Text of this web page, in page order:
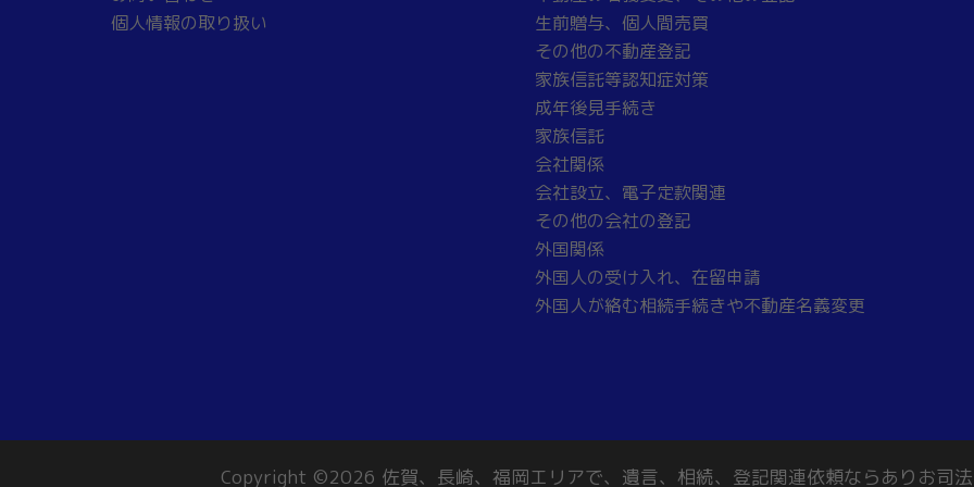
個人情報の取り扱い
生前贈与、個人間売買
その他の不動産登記
家族信託等認知症対策
成年後見手続き
家族信託
会社関係
会社設立、電子定款関連
その他の会社の登記
外国関係
外国人の受け入れ、在留申請
外国人が絡む相続手続きや不動産名義変更
Copyright ©2026 佐賀、長崎、福岡エリアで、遺言、相続、登記関連依頼ならありお司